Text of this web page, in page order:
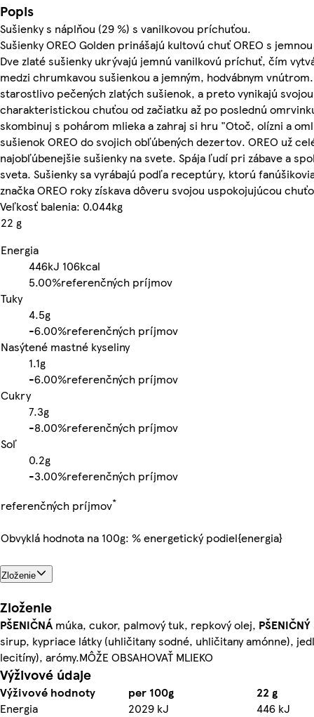
Popis
Sušienky s náplňou (29 %) s vanilkovou príchuťou.
Sušienky OREO Golden prinášajú kultovú chuť OREO s
Dve zlaté sušienky ukrývajú jemnú vanilkovú príchuť, čím
medzi chrumkavou sušienkou a jemným, hodvábnym
starostlivo pečených zlatých sušienok, a preto vynikajú
charakteristickou chuťou od začiatku až po poslednú
skombinuj s pohárom mlieka a zahraj si hru "Otoč, olízni a
sušienok OREO do svojich obľúbených dezertov. OREO už
najobľúbenejšie sušienky na svete. Spája ľudí pri zábave a
sveta. Sušienky sa vyrábajú podľa receptúry, ktorú
značka OREO roky získava dôveru svojou uspokojujúcou
Veľkosť balenia: 0.044kg
22 g
Energia
446kJ 106kcal
5.00%referenčných príjmov
Tuky
4.5g
-6.00%referenčných príjmov
Nasýtené mastné kyseliny
1.1g
-6.00%referenčných príjmov
Cukry
7.3g
-8.00%referenčných príjmov
Soľ
0.2g
-3.00%referenčných príjmov
referenčných príjmov*
Obvyklá hodnota na 100g: % energetický podiel{energia}
Zloženie
Zloženie
PŠENIČNÁ múka, cukor, palmový tuk, repkový olej, PŠENIČNÝ
sirup, kypriace látky (uhličitany sodné, uhličitany amónne),
lecitíny), arómy.MÔŽE OBSAHOVAŤ MLIEKO
Výživové údaje
Výživové hodnoty per 100g
22 g
Energia
2029 kJ
446 kJ